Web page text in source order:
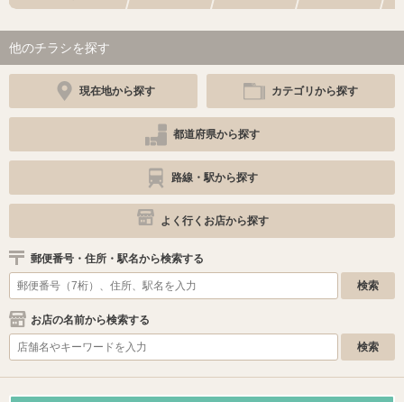
他のチラシを探す
現在地から探す カテゴリから探す
都道府県から探す
路線・駅から探す
よく行くお店から探す
郵便番号・住所・駅名から検索する
お店の名前から検索する